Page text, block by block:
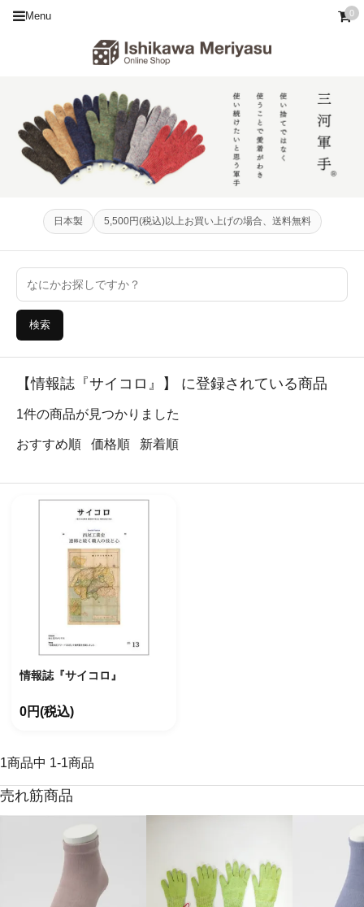
Menu 0
日本製 5,500円(税込)以上お買い上げの場合、送料無料
検索
【情報誌『サイコロ』】 に登録されている商品
1件の商品が見つかりました
おすすめ順 価格順 新着順
情報誌『サイコロ』
0円(税込)
1商品中 1-1商品
売れ筋商品